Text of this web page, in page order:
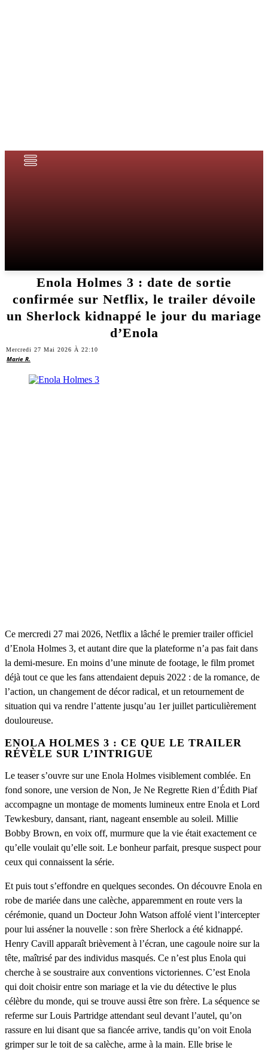
Enola Holmes 3 : date de sortie
confirmée sur Netflix, le trailer dévoile
un Sherlock kidnappé le jour du mariage
d’Enola
Mercredi 27 Mai 2026 À 22:10
Marie R.
Ce mercredi 27 mai 2026, Netflix a lâché le premier trailer officiel
d’Enola Holmes 3, et autant dire que la plateforme n’a pas fait dans
la demi-mesure. En moins d’une minute de footage, le film promet
déjà tout ce que les fans attendaient depuis 2022 : de la romance, de
l’action, un changement de décor radical, et un retournement de
situation qui va rendre l’attente jusqu’au 1er juillet particulièrement
douloureuse.
ENOLA HOLMES 3 : CE QUE LE TRAILER
RÉVÈLE SUR L’INTRIGUE
Le teaser s’ouvre sur une Enola Holmes visiblement comblée. En
fond sonore, une version de Non, Je Ne Regrette Rien d’Édith Piaf
accompagne un montage de moments lumineux entre Enola et Lord
Tewkesbury, dansant, riant, nageant ensemble au soleil. Millie
Bobby Brown, en voix off, murmure que la vie était exactement ce
qu’elle voulait qu’elle soit. Le bonheur parfait, presque suspect pour
ceux qui connaissent la série.
Et puis tout s’effondre en quelques secondes. On découvre Enola en
robe de mariée dans une calèche, apparemment en route vers la
cérémonie, quand un Docteur John Watson affolé vient l’intercepter
pour lui asséner la nouvelle : son frère Sherlock a été kidnappé.
Henry Cavill apparaît brièvement à l’écran, une cagoule noire sur la
tête, maîtrisé par des individus masqués. Ce n’est plus Enola qui
cherche à se soustraire aux conventions victoriennes. C’est Enola
qui doit choisir entre son mariage et la vie du détective le plus
célèbre du monde, qui se trouve aussi être son frère. La séquence se
referme sur Louis Partridge attendant seul devant l’autel, qu’on
rassure en lui disant que sa fiancée arrive, tandis qu’on voit Enola
grimper sur le toit de sa calèche, arme à la main. Elle brise le